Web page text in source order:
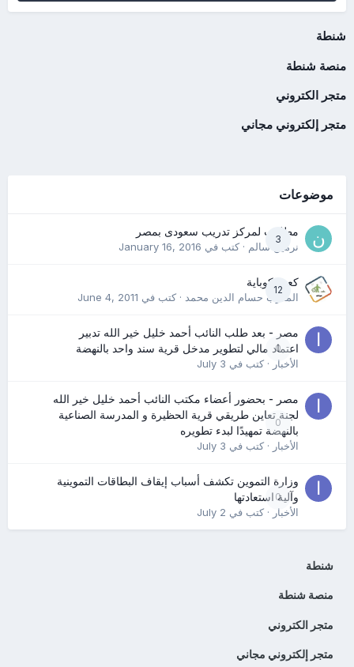
شنطة
منصة شنطة
متجر الكتروني
متجر إلكتروني مجاني
موضوعات
3
مطلوب لمركز تدريب سعودى بمصر
نرمين سالم· كتب في January 16, 2016
12
كعب كوباية
المدرب حسام الدين محمد· كتب في June 4, 2011
0
مصر - بعد طلب النائب أحمد خليل خير الله تدبير
اعتماد مالي لتطوير مدخل قرية سند واحد بالنهضة
الأخبار· كتب في July 3
0
مصر - بحضور أعضاء مكتب النائب أحمد خليل خير الله
لجنة تعاين طريقي قرية الحظيرة و المدرسة الصناعية
بالنهضة تمهيدًا لبدء تطويره
الأخبار· كتب في July 3
0
وزارة التموين تكشف أسباب إيقاف البطاقات التموينية
وآلية استعادتها
الأخبار· كتب في July 2
شنطة
منصة شنطة
متجر الكتروني
متجر إلكتروني مجاني